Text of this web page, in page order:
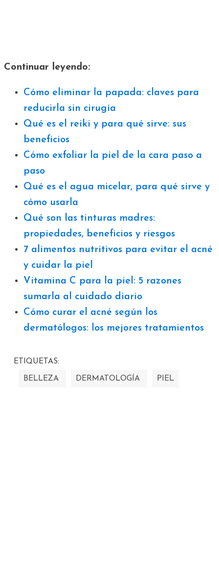
Continuar leyendo:
Cómo eliminar la papada: claves para
reducirla sin cirugía
Qué es el reiki y para qué sirve: sus
beneficios
Cómo exfoliar la piel de la cara paso a
paso
Qué es el agua micelar, para qué sirve y
cómo usarla
Qué son las tinturas madres:
propiedades, beneficios y riesgos
7 alimentos nutritivos para evitar el acné
y cuidar la piel
Vitamina C para la piel: 5 razones
sumarla al cuidado diario
Cómo curar el acné según los
dermatólogos: los mejores tratamientos
ETIQUETAS:
BELLEZA DERMATOLOGÍA PIEL